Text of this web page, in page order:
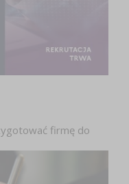
firmę do